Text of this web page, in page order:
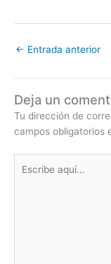
← Entrada anterior
Deja un
Tu dirección de
campos obligatorios
aquí...